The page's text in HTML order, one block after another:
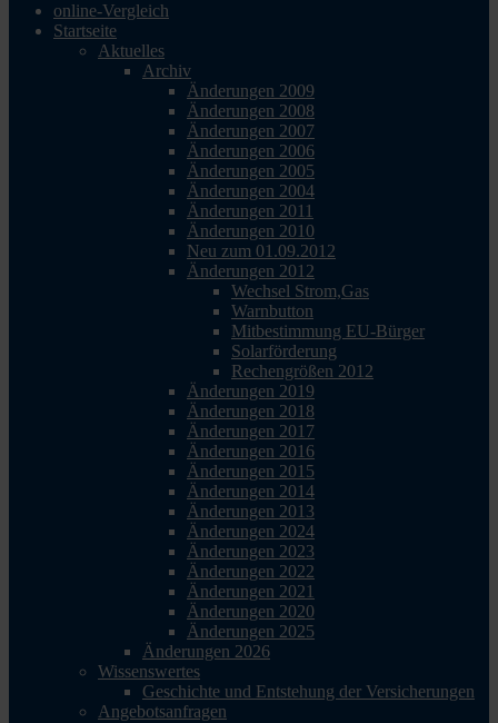
online-Vergleich
Startseite
Aktuelles
Archiv
Änderungen 2009
Änderungen 2008
Änderungen 2007
Änderungen 2006
Änderungen 2005
Änderungen 2004
Änderungen 2011
Änderungen 2010
Neu zum 01.09.2012
Änderungen 2012
Wechsel Strom,Gas
Warnbutton
Mitbestimmung EU-Bürger
Solarförderung
Rechengrößen 2012
Änderungen 2019
Änderungen 2018
Änderungen 2017
Änderungen 2016
Änderungen 2015
Änderungen 2014
Änderungen 2013
Änderungen 2024
Änderungen 2023
Änderungen 2022
Änderungen 2021
Änderungen 2020
Änderungen 2025
Änderungen 2026
Wissenswertes
Geschichte und Entstehung der Versicherungen
Angebotsanfragen